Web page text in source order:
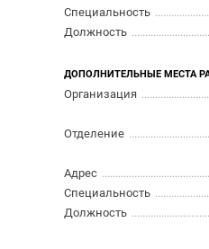
Специальность
Должность
ДОПОЛНИТЕЛЬНЫЕ МЕСТА
Организация
Отделение
Адрес
Специальность
Должность